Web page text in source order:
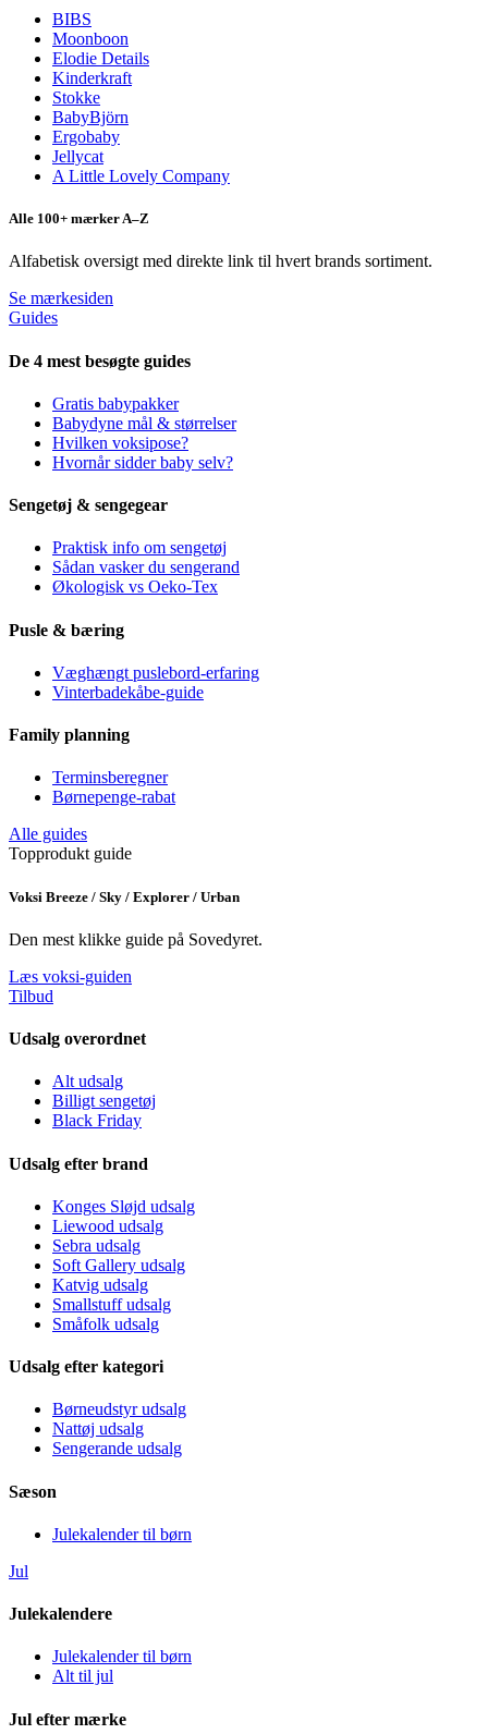
BIBS
Moonboon
Elodie Details
Kinderkraft
Stokke
BabyBjörn
Ergobaby
Jellycat
A Little Lovely Company
Alle 100+ mærker A–Z
Alfabetisk oversigt med direkte link til hvert brands sortiment.
Se mærkesiden
Guides
De 4 mest besøgte guides
Gratis babypakker
Babydyne mål & størrelser
Hvilken voksipose?
Hvornår sidder baby selv?
Sengetøj & sengegear
Praktisk info om sengetøj
Sådan vasker du sengerand
Økologisk vs Oeko-Tex
Pusle & bæring
Væghængt puslebord-erfaring
Vinterbadekåbe-guide
Family planning
Terminsberegner
Børnepenge-rabat
Alle guides
Topprodukt guide
Voksi Breeze / Sky / Explorer / Urban
Den mest klikke guide på Sovedyret.
Læs voksi-guiden
Tilbud
Udsalg overordnet
Alt udsalg
Billigt sengetøj
Black Friday
Udsalg efter brand
Konges Sløjd udsalg
Liewood udsalg
Sebra udsalg
Soft Gallery udsalg
Katvig udsalg
Smallstuff udsalg
Småfolk udsalg
Udsalg efter kategori
Børneudstyr udsalg
Nattøj udsalg
Sengerande udsalg
Sæson
Julekalender til børn
Jul
Julekalendere
Julekalender til børn
Alt til jul
Jul efter mærke